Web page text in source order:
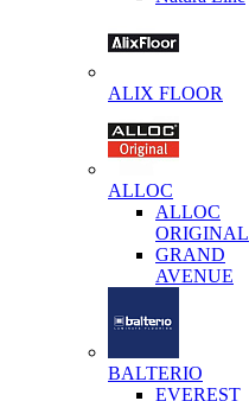
ALIX FLOOR
ALLOC
ALLOC
ORIGINAL
GRAND
AVENUE
BALTERIO
EVEREST